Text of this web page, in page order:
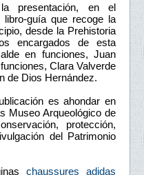
presentación, en el
libro-guía que recoge la
desde la Prehistoria
encargados de esta
en funciones, Juan
Clara Valverde
de Dios Hernández.
es ahondar en
Museo Arqueológico de
protección,
del Patrimonio
chaussures adidas